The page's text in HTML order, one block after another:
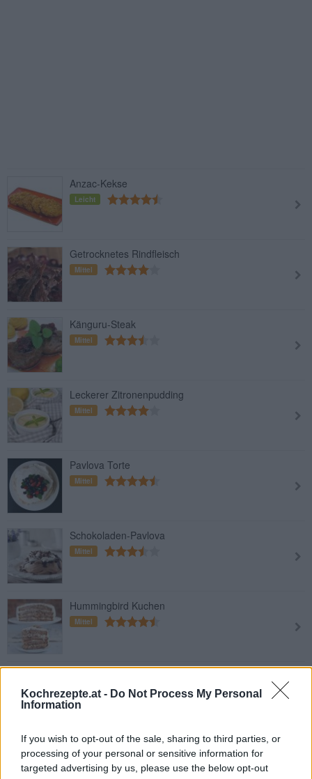
Kochrezepte.at - Do Not Process My Personal
Information
If you wish to opt-out of the sale, sharing to third parties, or
processing of your personal or sensitive information for
targeted advertising by us, please use the below opt-out
Anzac-Kekse
Leicht
Getrocknetes Rindfleisch
Mittel
Känguru-Steak
Mittel
Leckerer Zitronenpudding
Mittel
Pavlova Torte
Mittel
Schokoladen-Pavlova
Mittel
Hummingbird Kuchen
Mittel
Leicht
Australischer Schwammkuchen
Mittel